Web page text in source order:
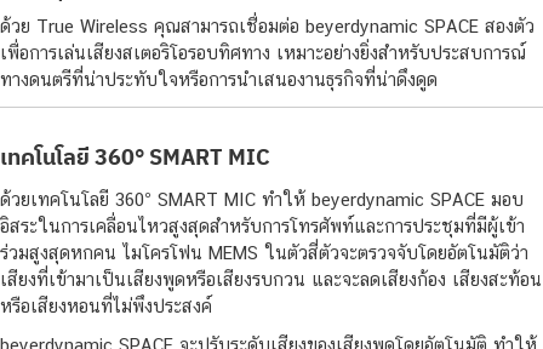
ด้วย True Wireless คุณสามารถเชื่อมต่อ beyerdynamic SPACE สองตัว
เพื่อการเล่นเสียงสเตอริโอรอบทิศทาง เหมาะอย่างยิ่งสำหรับประสบการณ์
ทางดนตรีที่น่าประทับใจหรือการนำเสนองานธุรกิจที่น่าดึงดูด
เทคโนโลยี 360° SMART MIC
ด้วยเทคโนโลยี 360° SMART MIC ทำให้ beyerdynamic SPACE มอบ
อิสระในการเคลื่อนไหวสูงสุดสำหรับการโทรศัพท์และการประชุมที่มีผู้เข้า
ร่วมสูงสุดหกคน ไมโครโฟน MEMS ในตัวสี่ตัวจะตรวจจับโดยอัตโนมัติว่า
เสียงที่เข้ามาเป็นเสียงพูดหรือเสียงรบกวน และจะลดเสียงก้อง เสียงสะท้อน
หรือเสียงหอนที่ไม่พึงประสงค์